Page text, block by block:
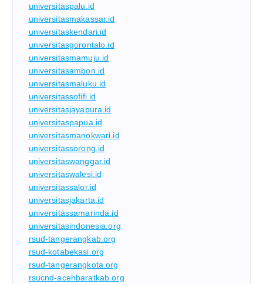
universitaspalu.id
universitasmakassar.id
universitaskendari.id
universitasgorontalo.id
universitasmamuju.id
universitasambon.id
universitasmaluku.id
universitassofifi.id
universitasjayapura.id
universitaspapua.id
universitasmanokwari.id
universitassorong.id
universitaswanggar.id
universitaswalesi.id
universitassalor.id
universitasjakarta.id
universitassamarinda.id
universitasindonesia.org
rsud-tangerangkab.org
rsud-kotabekasi.org
rsud-tangerangkota.org
rsucnd-acehbaratkab.org